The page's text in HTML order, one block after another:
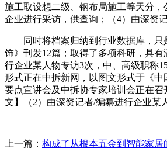
施工取设想二级、钢布局施工等天分
企业进行采访，供查询；（4）由深资
同时将档案归纳到行业数据库，只是
饰》刊发12篇；取得了多项科研，具
行企业某人物专访3次，中、高级职称
形式正在中拆新网，以图文形式于《
要点宣讲会及中拆协专家培训会正在
文】（2）由深资记者/编纂进行企业某
上一篇： 构成了从根本五金到智能家居